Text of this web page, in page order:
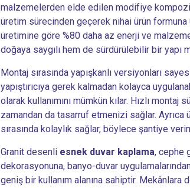
malzemelerden elde edilen modifiye
üretim sürecinden geçerek nihai ürün
üretimine göre %80 daha az enerji ve
doğaya saygılı hem de sürdürülebilir bir yapı
Montaj sırasında yapışkanlı versiyonları
yapıştırıcıya gerek kalmadan kolayca
olarak kullanımını mümkün kılar. Hızlı
zamandan da tasarruf etmenizi sağlar. Ayrıca
sırasında kolaylık sağlar, böylece şantiye
Granit desenli esnek duvar kaplama, cephe
dekorasyonuna, banyo-duvar
geniş bir kullanım alanına sahiptir. Mekânlara